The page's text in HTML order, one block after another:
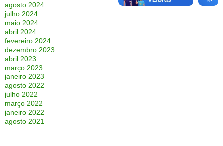
agosto 2024
julho 2024
maio 2024
abril 2024
fevereiro 2024
dezembro 2023
abril 2023
março 2023
janeiro 2023
agosto 2022
julho 2022
março 2022
janeiro 2022
agosto 2021